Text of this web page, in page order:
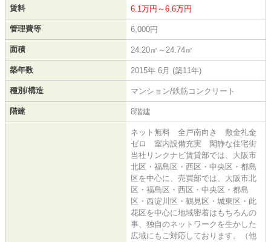
賃料 6.1万円～6.6万円
管理費等 6,000円
面積 24.20㎡～24.74㎡
築年数 2015年 6月 (築11年)
種別/構造 マンション/鉄筋コンクリート
階建 8階建
ネット無料 全戸南向き 敷金礼金
ゼロ 室内設備充実 閑静な住宅街
当社リンクナビ賃貸部では、大阪市
北区・福島区・西区・中央区・都島
区を中心に、売買部では、大阪市北
区・福島区・西区・中央区・都島
区・西淀川区・鶴見区・城東区・此
花区を中心に地域密着はもちろんの
事、独自のネットワークを生かした
広域にもご対応しております。（他